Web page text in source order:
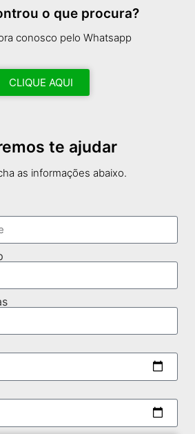
o que procura?
conosco pelo Whatsapp
CLIQUE AQUI
te ajudar
as informações abaixo.